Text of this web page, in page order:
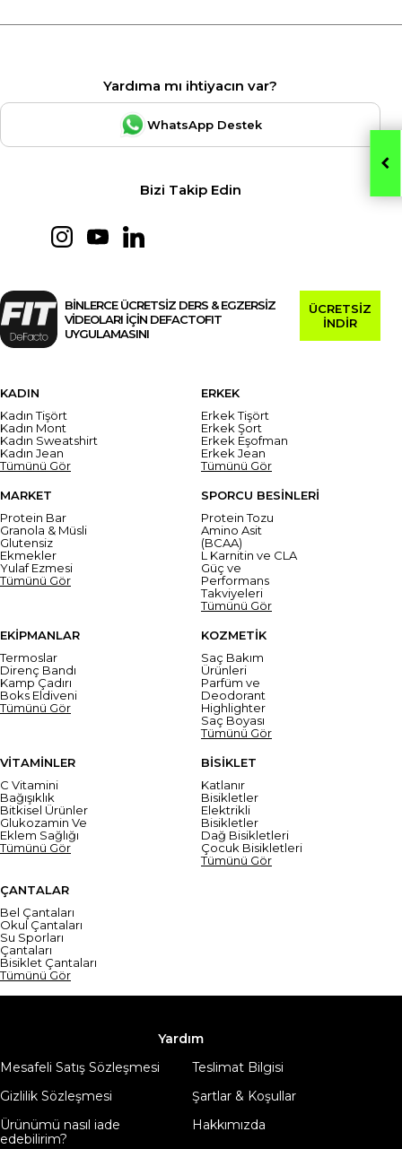
Yardıma mı ihtiyacın var?
WhatsApp Destek
Bizi Takip Edin
BİNLERCE ÜCRETSİZ DERS & EGZERSİZ
VİDEOLARI İÇİN DEFACTOFIT
UYGULAMASINI
ÜCRETSİZ
İNDİR
KADIN
Kadın Tişört
Kadın Mont
Kadın Sweatshirt
Kadın Jean
Tümünü Gör
ERKEK
Erkek Tişört
Erkek Şort
Erkek Eşofman
Erkek Jean
Tümünü Gör
MARKET
Protein Bar
Granola & Müsli
Glutensiz
Ekmekler
Yulaf Ezmesi
Tümünü Gör
SPORCU BESİNLERİ
Protein Tozu
Amino Asit
(BCAA)
L Karnitin ve CLA
Güç ve
Performans
Takviyeleri
Tümünü Gör
EKİPMANLAR
Termoslar
Direnç Bandı
Kamp Çadırı
Boks Eldiveni
Tümünü Gör
KOZMETİK
Saç Bakım
Ürünleri
Parfüm ve
Deodorant
Highlighter
Saç Boyası
Tümünü Gör
VİTAMİNLER
C Vitamini
Bağışıklık
Bitkisel Ürünler
Glukozamin Ve
Eklem Sağlığı
Tümünü Gör
BİSİKLET
Katlanır
Bisikletler
Elektrikli
Bisikletler
Dağ Bisikletleri
Çocuk Bisikletleri
Tümünü Gör
ÇANTALAR
Bel Çantaları
Okul Çantaları
Su Sporları
Çantaları
Bisiklet Çantaları
Tümünü Gör
Yardım
Mesafeli Satış Sözleşmesi
Teslimat Bilgisi
Gizlilik Sözleşmesi
Şartlar & Koşullar
Ürünümü nasıl iade
edebilirim?
Hakkımızda